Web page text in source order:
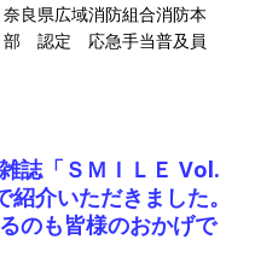
奈良県広域消防組合消防本
部 認定 応急手当普及員
誌「ＳＭＩＬＥ Vol.
介いただきました。
のも皆様のおかげで